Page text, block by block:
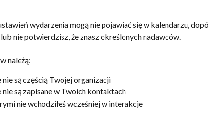
wydarzenia mogą nie pojawiać się w kalendarzu,
nie potwierdzisz, że znasz określonych nadawców.
należą:
są częścią Twojej organizacji
są zapisane w Twoich kontaktach
nie wchodziłeś wcześniej w interakcje